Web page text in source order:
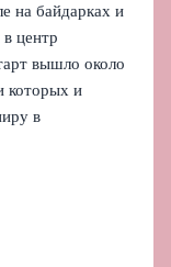
на байдарках и
центр
вышло около
которых и
в